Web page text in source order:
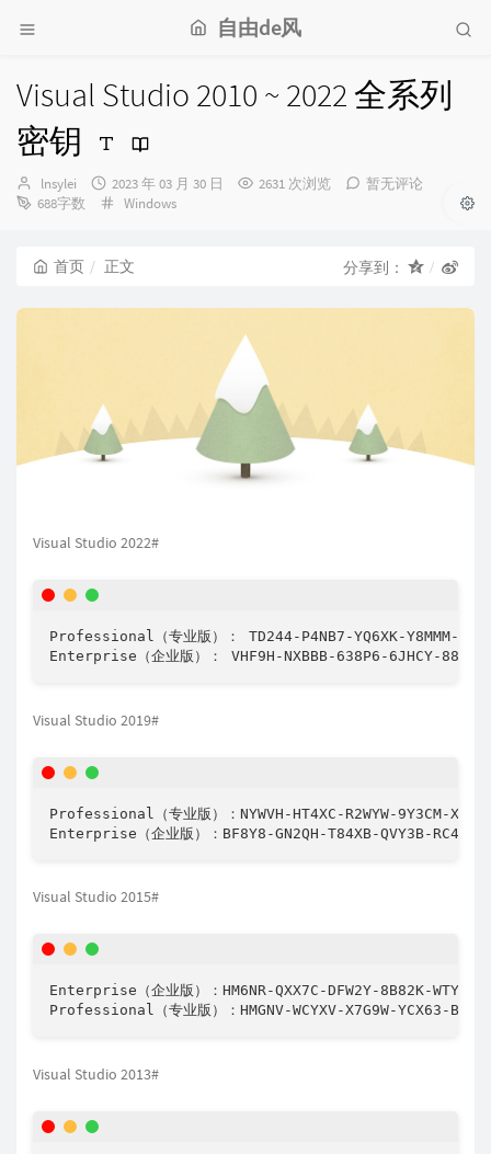
自由de风
Visual Studio 2010 ~ 2022 全系列
密钥
博
主：
lnsylei
发
布
2023 年 03 月 30 日 2631 次浏览
暂无评论
688字数
分
Windows
首页 正文 分享到：
Visual Studio 2022#
Professional（专业版）： TD244-P4NB7-YQ6XK-Y8MMM-
Visual Studio 2019#
Professional（专业版）：NYWVH-HT4XC-R2WYW-9Y3CM-
Visual Studio 2015#
Enterprise（企业版）：HM6NR-QXX7C-DFW2Y-8B82K-WTYJV
Visual Studio 2013#